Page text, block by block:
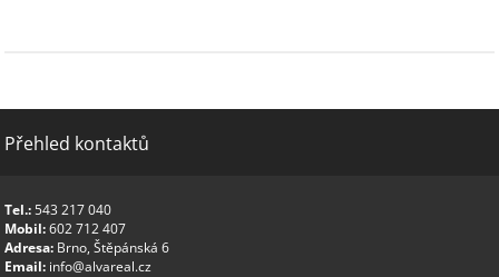
Přehled kontaktů
Tel.:543 217 040
Mobil:602 712 407
Adresa: Brno, Štěpánská 6
Email: info@alvareal.cz